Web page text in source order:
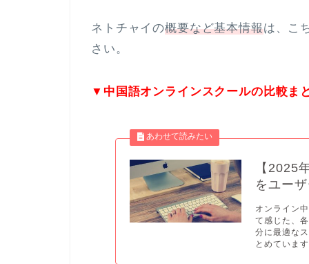
ネトチャイの概要など基本情報は、こ
さい。
▼中国語オンラインスクールの比較ま
【2025
をユー
オンライン
て感じた、
分に最適な
とめていま